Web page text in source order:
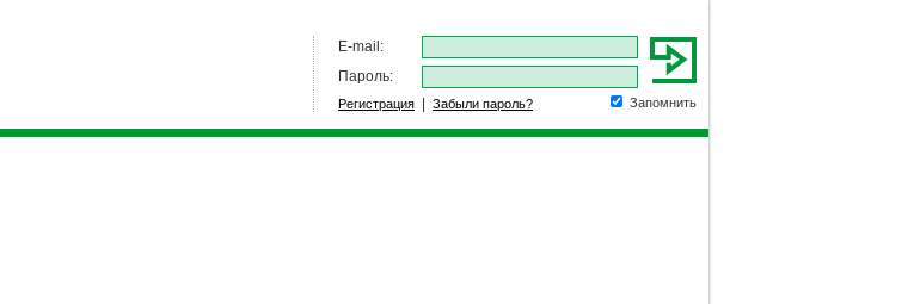
E-mail:
Пароль:
Запомнить
Регистрация Забыли пароль?